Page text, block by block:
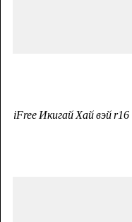
iFree Икигай Хай вэй r16